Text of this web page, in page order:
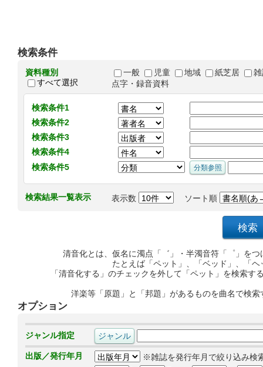
検索条件
資料種別
すべて選択
一般 児童 地域 紙芝居
点字・録音資料
検索条件1
検索条件2
検索条件3
検索条件4
検索条件5
検索結果一覧表示 表示数 ソート順
清音化とは、仮名に濁点「゛」・半濁音符「゜」を
たとえば「ペット」、「ベッド」、「
「清音化する」のチェックを外して「ペット」を検索
洋楽等「原題」と「邦題」があるものを曲名で検
オプション
ジャンル指定
出版／発行年月
※雑誌を発行年月で絞り込み検